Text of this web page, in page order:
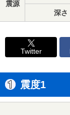
震源
深さ
Twitter
震度1